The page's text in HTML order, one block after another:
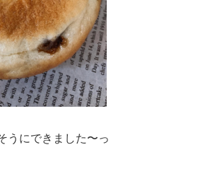
うにできました〜っ